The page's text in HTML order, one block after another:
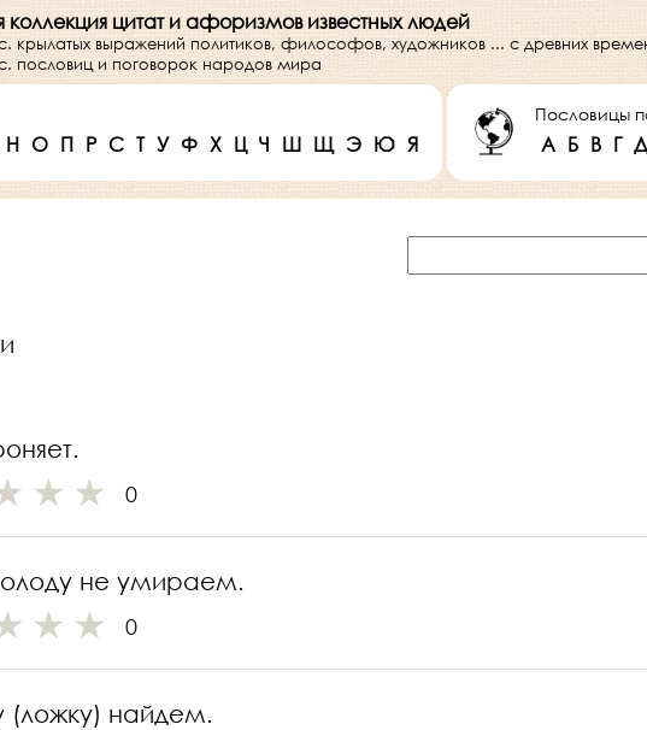
цитат и афоризмов известных людей
крылатых выражений политиков, философов, художников ... с древних
пословиц и поговорок народов мира
Н О П Р С Т У Ф Х Ц Ч Ш Щ Э Ю Я
Пословицы
А Б В Г Д
0
не умираем.
0
(ложку) найдем.